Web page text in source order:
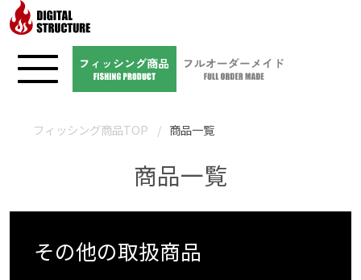
フィッシング商品TOP 商品一覧
商品一覧
その他の取扱商品